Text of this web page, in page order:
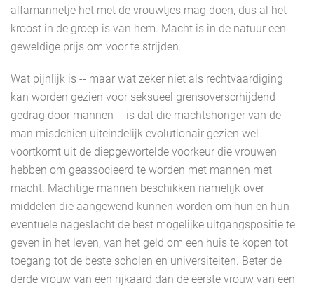
alfamannetje het met de vrouwtjes mag doen, dus al het
kroost in de groep is van hem. Macht is in de natuur een
geweldige prijs om voor te strijden.
Wat pijnlijk is -- maar wat zeker niet als rechtvaardiging
kan worden gezien voor seksueel grensoverscrhijdend
gedrag door mannen -- is dat die machtshonger van de
man misdchien uiteindelijk evolutionair gezien wel
voortkomt uit de diepgewortelde voorkeur die vrouwen
hebben om geassocieerd te worden met mannen met
macht. Machtige mannen beschikken namelijk over
middelen die aangewend kunnen worden om hun en hun
eventuele nageslacht de best mogelijke uitgangspositie te
geven in het leven, van het geld om een huis te kopen tot
toegang tot de beste scholen en universiteiten. Beter de
derde vrouw van een rijkaard dan de eerste vrouw van een